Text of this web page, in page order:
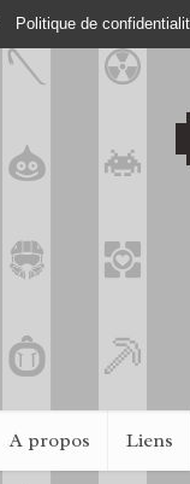
Politique de
A propos Liens